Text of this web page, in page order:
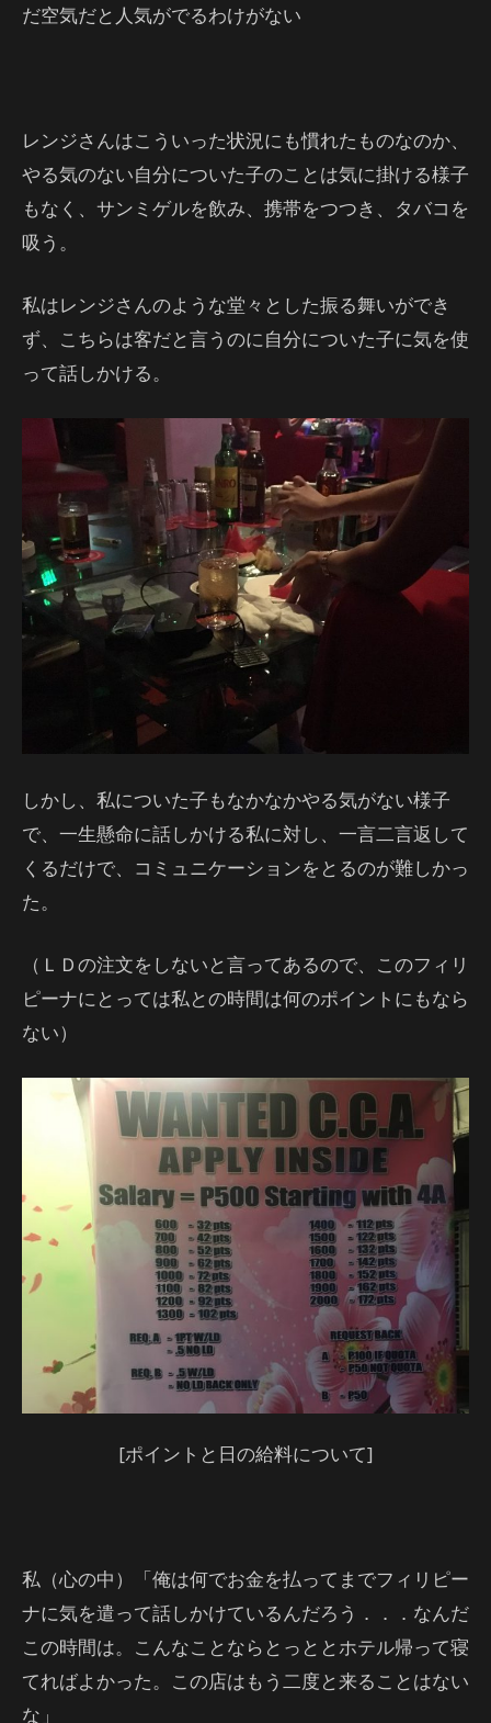
だ空気だと人気がでるわけがない
レンジさんはこういった状況にも慣れたものなのか、
やる気のない自分についた子のことは気に掛ける様子
もなく、サンミゲルを飲み、携帯をつつき、タバコを
吸う。
私はレンジさんのような堂々とした振る舞いができ
ず、こちらは客だと言うのに自分についた子に気を使
って話しかける。
しかし、私についた子もなかなかやる気がない様子
で、一生懸命に話しかける私に対し、一言二言返して
くるだけで、コミュニケーションをとるのが難しかっ
た。
（ＬＤの注文をしないと言ってあるので、このフィリ
ピーナにとっては私との時間は何のポイントにもなら
ない）
[ポイントと日の給料について]
私（心の中）「俺は何でお金を払ってまでフィリピー
ナに気を遣って話しかけているんだろう．．．なんだ
この時間は。こんなことならとっととホテル帰って寝
てればよかった。この店はもう二度と来ることはない
な」